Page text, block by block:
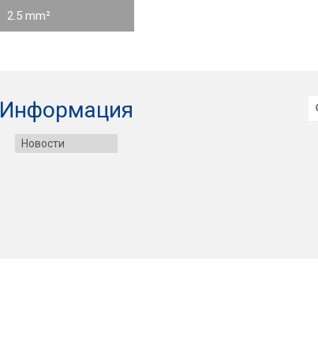
2.5 mm²
Информация
Новости